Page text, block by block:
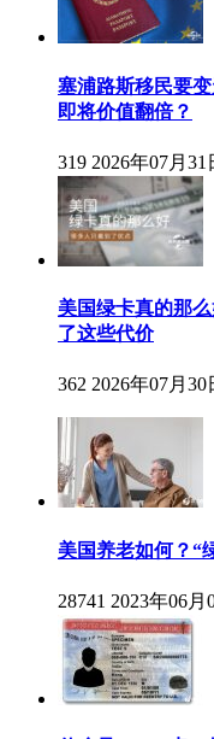
塞浦路斯移民要
即将价值翻倍？
319 2026年07月31
美国绿卡真的那
了这些代价
362 2026年07月30
美国养老如何？“
28741 2023年06月